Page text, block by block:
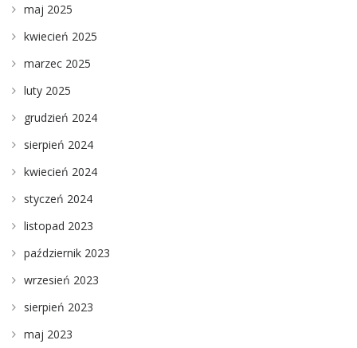
maj 2025
kwiecień 2025
marzec 2025
luty 2025
grudzień 2024
sierpień 2024
kwiecień 2024
styczeń 2024
listopad 2023
październik 2023
wrzesień 2023
sierpień 2023
maj 2023